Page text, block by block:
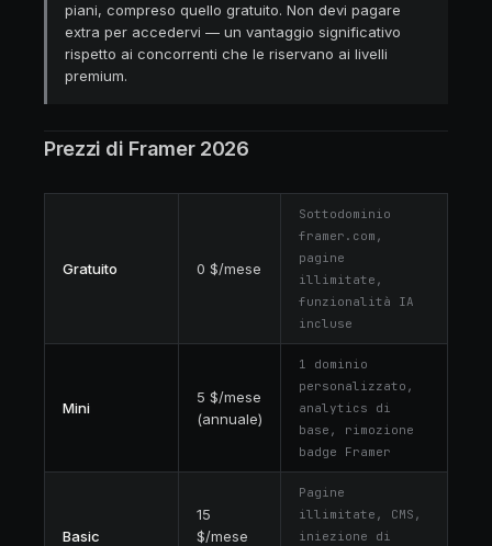
piani, compreso quello gratuito. Non devi pagare
extra per accedervi — un vantaggio significativo
rispetto ai concorrenti che le riservano ai livelli
premium.
Prezzi di Framer 2026
Gratuito 0 $/mese
Sottodominio
framer.com,
pagine
illimitate,
funzionalità IA
incluse
Mini
5 $/mese
(annuale)
1 dominio
personalizzato,
analytics di
base, rimozione
badge Framer
Basic
15
$/mese
Pagine
illimitate, CMS,
iniezione di